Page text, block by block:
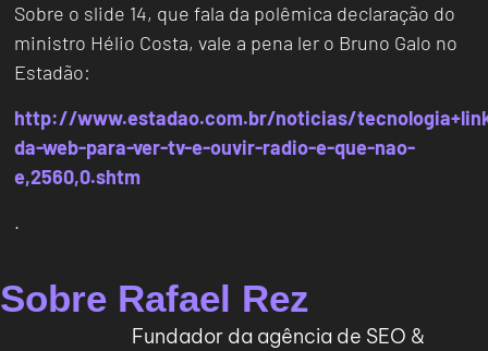
Sobre o slide 14, que fala da polêmica declaração do
ministro Hélio Costa, vale a pena ler o Bruno Galo no
Estadão:
http://www.estadao.com.br/noticias/
da-web-para-ver-tv-e-ouvir-radio-e-que-nao-
e,2560,0.shtm
.
Sobre Rafael Rez
Fundador da agência de SEO &